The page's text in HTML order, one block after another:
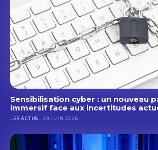
Sensibilisation cyber : un nouveau
immersif face aux incertitudes
LES ACTUS 29 JUIN 2026